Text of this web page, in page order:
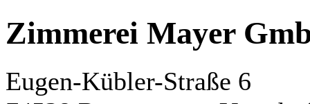
Zimmerei Mayer
Eugen-Kübler-Straße 6